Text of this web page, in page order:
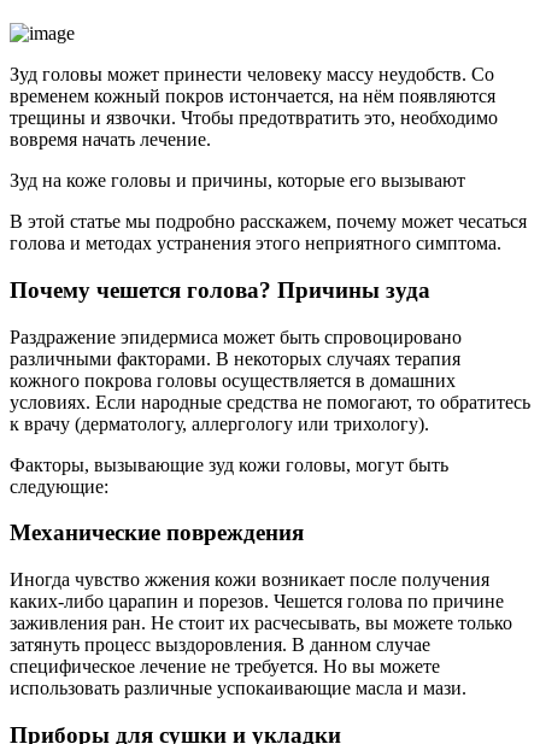
Зуд головы может принести человеку массу неудобств. Со
временем кожный покров истончается, на нём появляются
трещины и язвочки. Чтобы предотвратить это, необходимо
вовремя начать лечение.
Зуд на коже головы и причины, которые его вызывают
В этой статье мы подробно расскажем, почему может чесаться
голова и методах устранения этого неприятного симптома.
Почему чешется голова? Причины зуда
Раздражение эпидермиса может быть спровоцировано
различными факторами. В некоторых случаях терапия
кожного покрова головы осуществляется в домашних
условиях. Если народные средства не помогают, то обратитесь
к врачу (дерматологу, аллергологу или трихологу).
Факторы, вызывающие зуд кожи головы, могут быть
следующие:
Механические повреждения
Иногда чувство жжения кожи возникает после получения
каких-либо царапин и порезов. Чешется голова по причине
заживления ран. Не стоит их расчесывать, вы можете только
затянуть процесс выздоровления. В данном случае
специфическое лечение не требуется. Но вы можете
использовать различные успокаивающие масла и мази.
Приборы для сушки и укладки